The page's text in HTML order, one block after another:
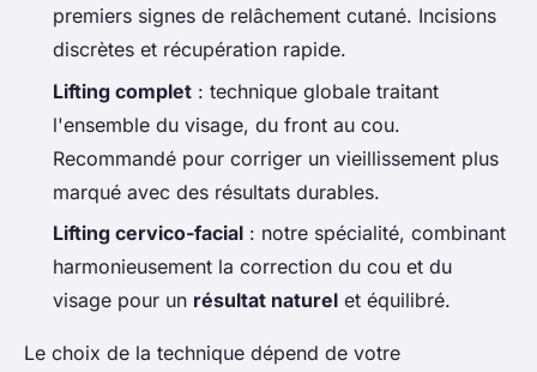
premiers signes de relâchement cutané. Incisions
discrètes et récupération rapide.
Lifting complet : technique globale traitant
l'ensemble du visage, du front au cou.
Recommandé pour corriger un vieillissement plus
marqué avec des résultats durables.
Lifting cervico-facial : notre spécialité, combinant
harmonieusement la correction du cou et du
visage pour un résultat naturel et équilibré.
Le choix de la technique dépend de votre